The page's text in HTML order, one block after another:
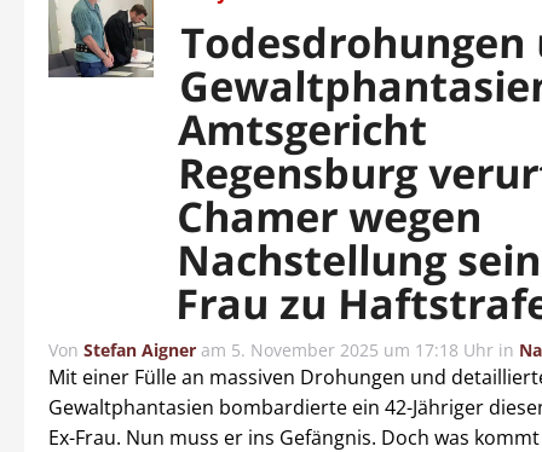
Todesdrohungen
Amtsgericht
Regensburg
Chamer wegen
Nachstellung
Frau zu
Von Stefan Aigner am 5. November 2025 um 17:18 Uhr in
Mit einer Fülle an massiven Drohungen und
Gewaltphantasien bombardierte ein 42-Jähriger
Ex-Frau. Nun muss er ins Gefängnis. Doch was